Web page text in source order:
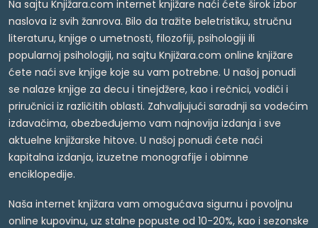
Na sajtu Knjižara.com internet knjižare naći ćete širok izbor
naslova iz svih žanrova. Bilo da tražite beletristiku, stručnu
literaturu, knjige o umetnosti, filozofiji, psihologiji ili
popularnoj psihologiji, na sajtu Knjižara.com online knjižare
ćete naći sve knjige koje su vam potrebne. U našoj ponudi
se nalaze knjige za decu i tinejdžere, kao i rečnici, vodiči i
priručnici iz različitih oblasti. Zahvaljujući saradnji sa vodećim
izdavačima, obezbeđujemo vam najnovija izdanja i sve
aktuelne knjižarske hitove. U našoj ponudi ćete naći
kapitalna izdanja, izuzetne monografije i obimne
enciklopedije.
Naša internet knjižara vam omogućava sigurnu i povoljnu
online kupovinu, uz stalne popuste od 10-20%, kao i sezonske